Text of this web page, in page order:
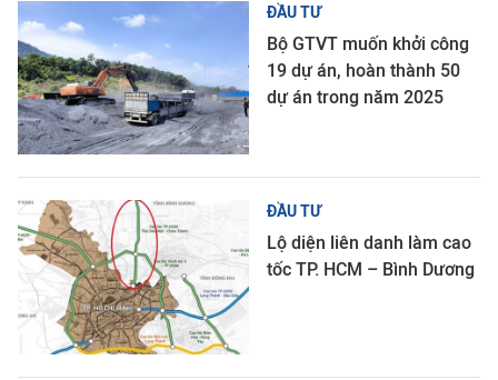
ĐẦU TƯ
Bộ GTVT muốn khởi công
19 dự án, hoàn thành 50
dự án trong năm 2025
ĐẦU TƯ
Lộ diện liên danh làm cao
tốc TP. HCM – Bình Dương